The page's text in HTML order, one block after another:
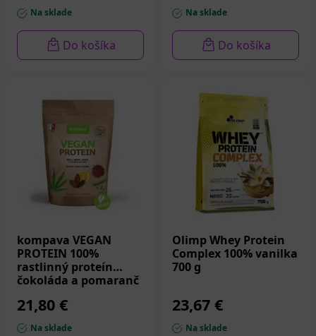
Na sklade
Do košíka
Na sklade
Do košíka
kompava VEGAN
PROTEIN 100%
rastlinný proteín
čokoláda a pomaranč
21,80 €
Na sklade
Olimp Whey Protein
Complex 100% vanilka
700 g
23,67 €
Na sklade